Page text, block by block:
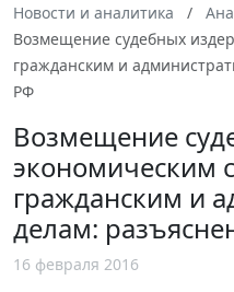
Новости и аналитика
Возмещение судебных
гражданским и
РФ
Возмещение
экономическим
гражданским и
делам:
16 февраля 2016